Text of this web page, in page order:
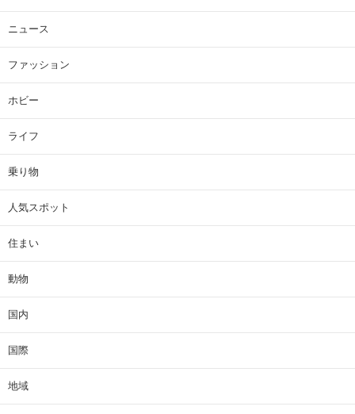
ニュース
ファッション
ホビー
ライフ
乗り物
人気スポット
住まい
動物
国内
国際
地域